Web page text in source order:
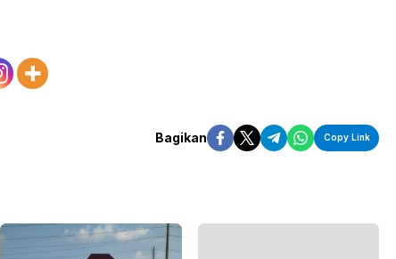
Bagikan Copy Link